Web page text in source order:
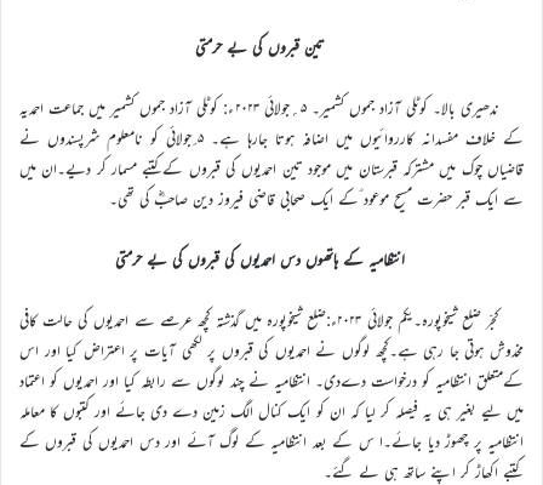
تین قبروں کی بے حرمتی
ندھیری بالا۔ کوٹلی آزاد جموں کشمیر۔ ۵؍جولائی ۲۰۲۳ء: کوٹلی آزاد جموں کشمیر میں جماعت احمدیہ
کے خلاف مفسدانہ کارروائیوں میں اضافہ ہوتا جارہا ہے۔ ۵؍جولائی کو نامعلوم شرپسندوں نے
قاضیاں چوک میں مشترکہ قبرستان میں موجود تین احمدیوں کی قبروں کےکتبے مسمار کر دیے۔ان میں
سے ایک قبر حضرت مسیح موعود ؑکے ایک صحابی قاضی فیروز دین صاحبؓ کی تھی۔
انتظامیہ کے ہاتھوں دس احمدیوں کی قبروں کی بے حرمتی
کجّر ضلع شیخوپورہ۔یکم جولائی ۲۰۲۳ء:ضلع شیخوپورہ میں گذشتہ کچھ عرصے سے احمدیوں کی حالت کافی
مخدوش ہوتی جا رہی ہے۔کچھ لوگوں نے احمدیوں کی قبروں پر لکھی آیات پر اعتراض کیا اور اس
کےمتعلق انتظامیہ کو درخواست دےدی۔ انتظامیہ نے چند لوگوں سے رابطہ کیا اور احمدیوں کو اعتماد
میں لیے بغیر ہی یہ فیصلہ کر لیا کہ ان کو ایک کنال الگ زمین دے دی جائے اور کتبوں کا معاملہ
انتظامیہ پر چھوڑ دیا جائے۔ا س کے بعد انتظامیہ کے لوگ آئے اور دس احمدیوں کی قبروں کے
کتبے اکھاڑ کر اپنے ساتھ ہی لے گئے۔